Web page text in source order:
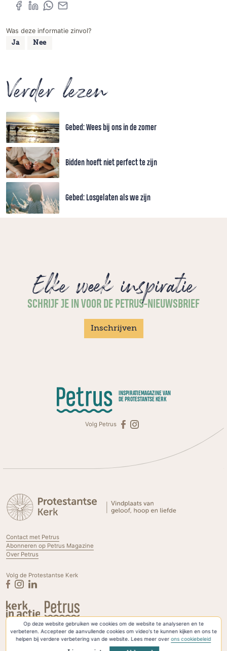
Op deze website gebruiken we cookies om de website te analyseren en te
verbeteren. Accepteer de aanvullende cookies om video's te kunnen kijken en ons te
helpen bij verdere verbetering van de website. Lees meer overons cookiebeleid
Was deze informatie zinvol?
Ja Nee
Verder lezen
Gebed: Wees bij ons in de zomer
Bidden hoeft niet perfect te zijn
Gebed: Losgelaten als we zijn
Elke week inspiratie
SCHRIJF JE IN VOOR DE PETRUS-NIEUWSBRIEF
Inschrijven
INSPIRATIEMAGAZINE VAN
DE PROTESTANTSE KERK
Volg Petrus
Contact met Petrus
Abonneren op Petrus Magazine
Over Petrus
Volg de Protestantse Kerk
Privacyverklaring & Cookies